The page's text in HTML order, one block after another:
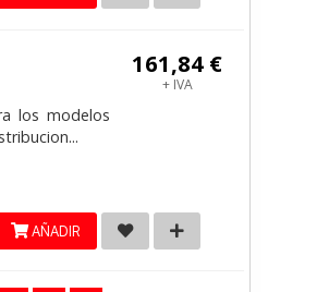
161,84 €
+ IVA
los modelos
AÑADIR